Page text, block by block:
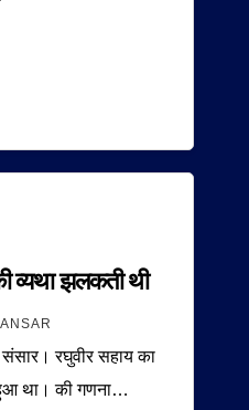
झलकती थी
रघुवीर सहाय का
था। की गणना…